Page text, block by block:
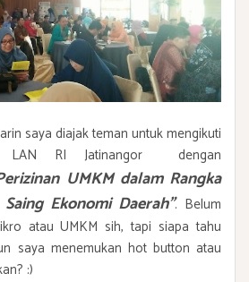
saya diajak teman untuk mengikuti
LAN RI Jatinangor dengan
UMKM dalam Rangka
Ekonomi Daerah". Belum
atau UMKM sih, tapi siapa tahu
saya menemukan hot button atau
:)